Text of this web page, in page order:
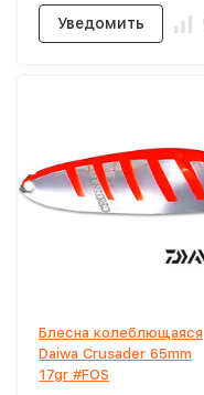
Уведомить
Блесна колеблющаяся
Daiwa Crusader 65mm
17gr #FOS